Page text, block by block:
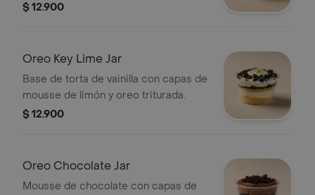
$ 12.900
Oreo Key Lime Jar
Base de torta de vainilla con capas de
mousse de limón y oreo triturada.
$ 12.900
Oreo Chocolate Jar
Mousse de chocolate con capas de